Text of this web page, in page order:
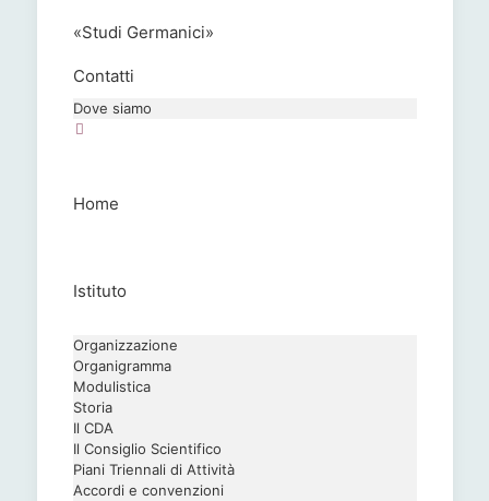
«Studi Germanici»
Contatti
Dove siamo
Home
Istituto
Organizzazione
Organigramma
Modulistica
Storia
Il CDA
Il Consiglio Scientifico
Piani Triennali di Attività
Accordi e convenzioni